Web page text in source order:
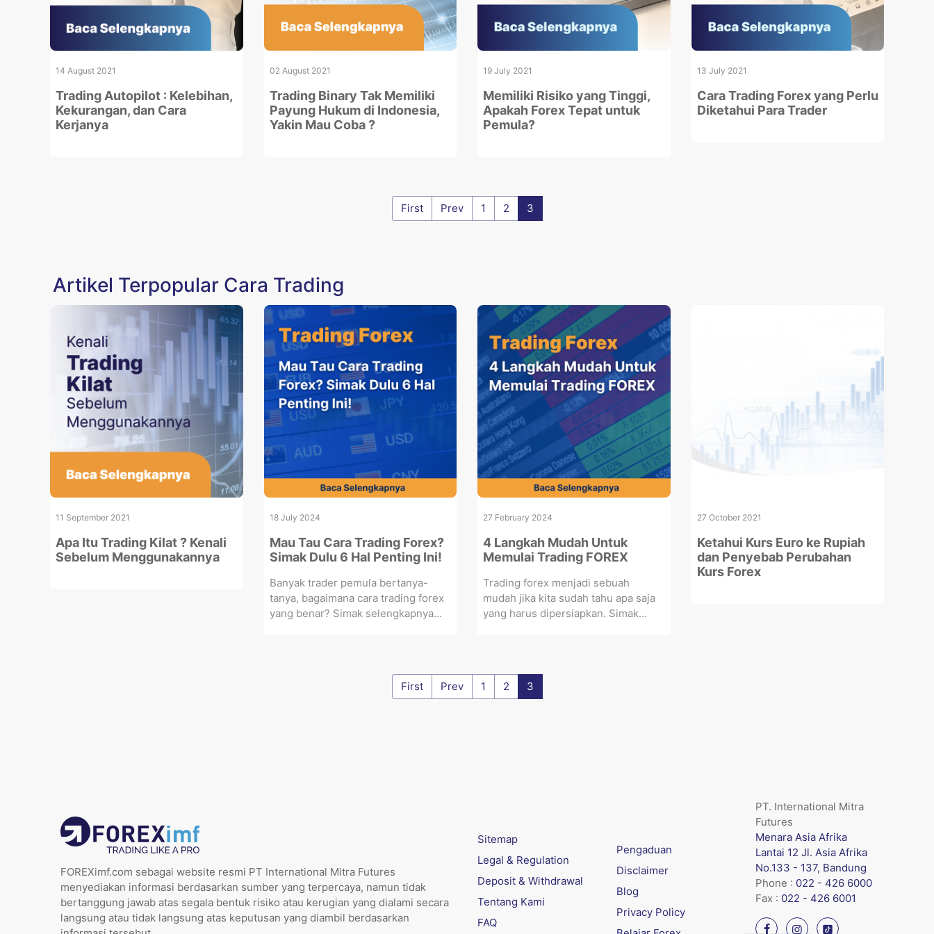
14 August 2021
Trading Autopilot : Kelebihan,
Kekurangan, dan Cara
Kerjanya
02 August 2021
Trading Binary Tak Memiliki
Payung Hukum di Indonesia,
Yakin Mau Coba ?
19 July 2021
Memiliki Risiko yang Tinggi,
Apakah Forex Tepat untuk
Pemula?
13 July 2021
Cara Trading Forex yang Perlu
Diketahui Para Trader
First Prev 1 2 3
Artikel Terpopular Cara Trading
11 September 2021
Apa Itu Trading Kilat ? Kenali
Sebelum Menggunakannya
18 July 2024
Mau Tau Cara Trading Forex?
Simak Dulu 6 Hal Penting Ini!
Banyak trader pemula bertanya-
tanya, bagaimana cara trading forex
yang benar? Simak selengkapnya...
27 February 2024
4 Langkah Mudah Untuk
Memulai Trading FOREX
Trading forex menjadi sebuah
mudah jika kita sudah tahu apa saja
yang harus dipersiapkan. Simak...
27 October 2021
Ketahui Kurs Euro ke Rupiah
dan Penyebab Perubahan
Kurs Forex
First Prev 1 2 3
FOREXimf.com sebagai website resmi PT International Mitra Futures
menyediakan informasi berdasarkan sumber yang terpercaya, namun tidak
bertanggung jawab atas segala bentuk risiko atau kerugian yang dialami secara
langsung atau tidak langsung atas keputusan yang diambil berdasarkan
Sitemap
Legal & Regulation
Deposit & Withdrawal
Tentang Kami
FAQ
Pengaduan
Disclaimer
Blog
Privacy Policy
PT. International Mitra
Futures
Menara Asia Afrika
Lantai 12 Jl. Asia Afrika
No.133 - 137, Bandung
Phone : 022 - 426 6000
Fax : 022 - 426 6001